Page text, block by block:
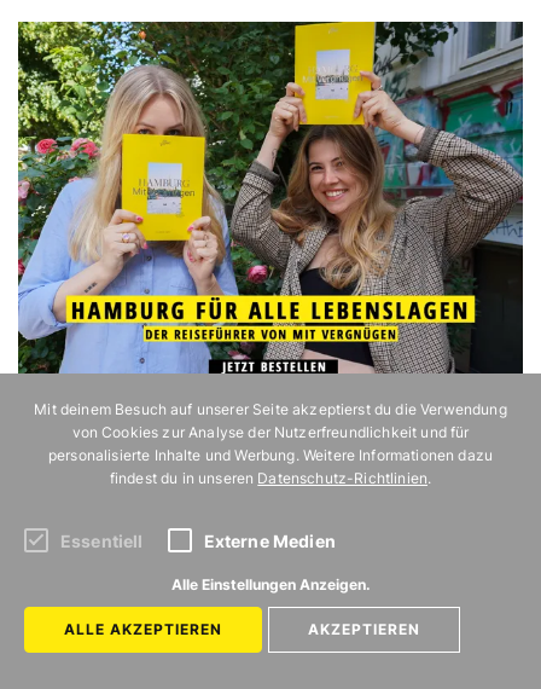
ZURÜCK ZUR STARTSEITE
Mit deinem Besuch auf unserer Seite akzeptierst du die Verwendung
von Cookies zur Analyse der Nutzerfreundlichkeit und für
personalisierte Inhalte und Werbung. Weitere Informationen dazu
findest du in unseren Datenschutz-Richtlinien.
Essentiell Externe Medien
Alle Einstellungen Anzeigen.
ALLE AKZEPTIEREN AKZEPTIEREN